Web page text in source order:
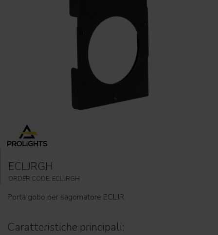
ECLJRGH
ORDER CODE: ECLJRGH
Porta gobo per sagomatore ECLJR.
Caratteristiche principali: